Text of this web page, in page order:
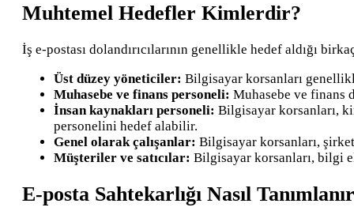
Muhtemel Hedefler Kimlerdir?
İş e-postası dolandırıcılarının genellikle hedef aldığı
Üst düzey yöneticiler: Bilgisayar korsanları
Muhasebe ve finans personeli: Muhasebe ve finans
İnsan kaynakları personeli: Bilgisayar korsanları,
personelini hedef alabilir.
Genel olarak çalışanlar: Bilgisayar korsanları,
Müşteriler ve satıcılar: Bilgisayar korsanları, bilgi
E-posta Sahtekarlığı Nasıl